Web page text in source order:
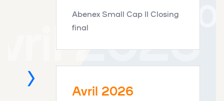
Mars
Abenex Small Cap II Closing
final2026
Avril 2026